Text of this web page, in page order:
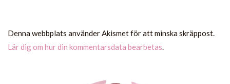
Denna webbplats använder Akismet för att minska skräppost.
Lär dig om hur din kommentarsdata bearbetas.